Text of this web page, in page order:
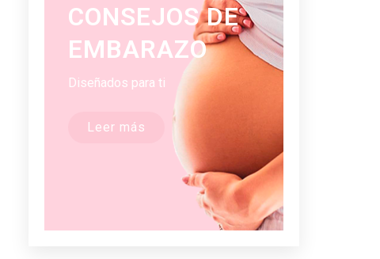
CONSEJOS DE
EMBARAZO
Diseñados para ti
Leer más